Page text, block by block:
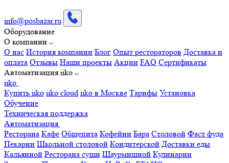
info@posbazar.ru
Оборудование
О компании
О нас История компании Блог Опыт рестораторов Доставка и
оплата Отзывы Наши проекты Акции FAQ Сертификаты
Автоматизация iiko
iiko
Купить iiko iiko cloud iiko в Москве Тарифы Установка
Обучение
Техническая поддержка
Автоматизация
Ресторана Кафе Общепита Кофейни Бара Столовой Фаст фуда
Пекарни Школьной столовой Кондитерской Доставки еды
Кальянной Ресторана суши Шаурмишной Кулинарии